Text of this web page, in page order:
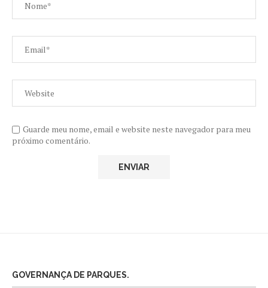
Guarde meu nome, email e website neste navegador para meu
próximo comentário.
GOVERNANÇA DE PARQUES.